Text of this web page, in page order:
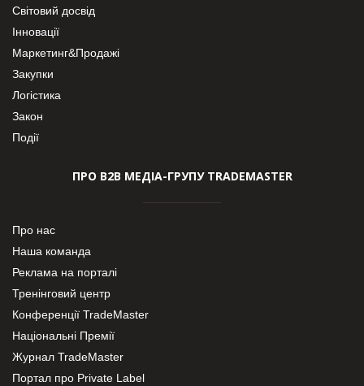
Світовий досвід
Інновації
Маркетинг&Продажі
Закупки
Логістика
Закон
Події
ПРО В2В МЕДІА-ГРУПУ TRADEMASTER
Про нас
Наша команда
Реклама на порталі
Тренінговий центр
Конференції TradeMaster
Національні Премії
Журнал TradeMaster
Портал про Private Label